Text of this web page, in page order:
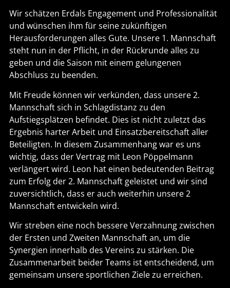
Wir schätzen Erdals Engagement und Professionalität
und wünschen ihm für seine zukünftigen
Herausforderungen alles Gute. Unsere 1. Mannschaft
steht nun in der Pflicht, in der Rückrunde alles zu
geben und die Saison mit einem gelungenen
Abschluss zu beenden.
Mit Freude können wir verkünden, dass unsere 2.
Mannschaft sich in Schlagdistanz zu den
Aufstiegsplätzen befindet. Dies ist nicht zuletzt das
Ergebnis harter Arbeit und Einsatzbereitschaft aller
Beteiligten. In diesem Zusammenhang war es uns
wichtig, dass der Vertrag mit Leon Pöppelmann
verlängert wird. Leon hat einen bedeutenden Beitrag
zum Erfolg der 2. Mannschaft geleistet und wir sind
zuversichtlich, dass er auch weiterhin unsere 2
Mannschaft entwickeln wird.
Wir streben eine noch bessere Verzahnung zwischen
der Ersten und Zweiten Mannschaft an, um die
Synergien innerhalb des Vereins zu stärken. Die
Zusammenarbeit beider Teams ist entscheidend, um
gemeinsam unsere sportlichen Ziele zu erreichen.